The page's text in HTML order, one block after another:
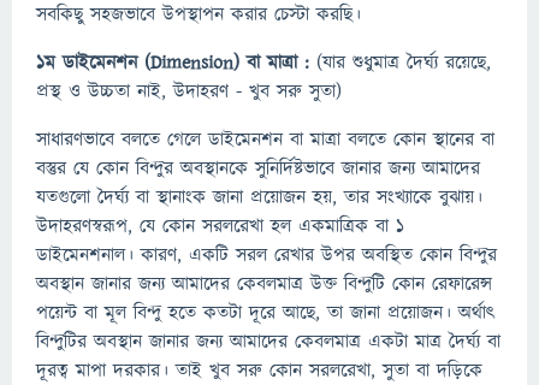
সবকিছু সহজভাবে উপস্থাপন করার চেস্টা করছি।
১ম ডাইমেনশন (Dimension) বা মাত্রা : (যার শুধুমাত্র দৈর্ঘ্য রয়েছে,
প্রস্থ ও উচ্চতা নাই, উদাহরণ - খুব সরু সুতা)
সাধারণভাবে বলতে গেলে ডাইমেনশন বা মাত্রা বলতে কোন স্থানের বা
বস্তুর যে কোন বিন্দুর অবস্থানকে সুনির্দিষ্টভাবে জানার জন্য আমাদের
যতগুলো দৈর্ঘ্য বা স্থানাংক জানা প্রয়োজন হয়, তার সংখ্যাকে বুঝায়।
উদাহরণস্বরূপ, যে কোন সরলরেখা হল একমাত্রিক বা ১
ডাইমেনশনাল। কারণ, একটি সরল রেখার উপর অবস্থিত কোন বিন্দুর
অবস্থান জানার জন্য আমাদের কেবলমাত্র উক্ত বিন্দুটি কোন রেফারেন্স
পয়েন্ট বা মূল বিন্দু হতে কতটা দূরে আছে, তা জানা প্রয়োজন। অর্থাৎ
বিন্দুটির অবস্থান জানার জন্য আমাদের কেবলমাত্র একটা মাত্র দৈর্ঘ্য বা
দূরত্ব মাপা দরকার। তাই খুব সরু কোন সরলরেখা, সুতা বা দড়িকে